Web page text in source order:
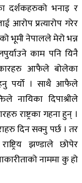
दर्शकहरुको भनाइ र
प्रत्यारोप गरेर
भूमी नेपालले मेरो भन्न
काम पनि यिनै
आफैले बोलेका
पर्यो । साथै आफैले
नायिका दिपाश्रीले
राष्ट्रका गहना हुन् ।
दिन सक्नु पर्छ । तर
झण्डाले छोपेर
नाममा कु हो